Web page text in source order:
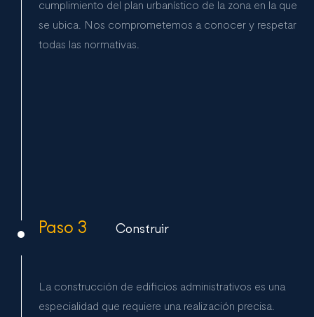
cumplimiento del plan urbanístico de la zona en la que
se ubica. Nos comprometemos a conocer y respetar
todas las normativas.
Paso 3 Construir
La construcción de edificios administrativos es una
especialidad que requiere una realización precisa.